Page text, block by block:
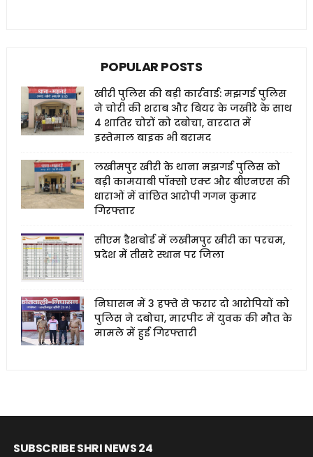
POPULAR POSTS
खीरी पुलिस की बड़ी कार्रवाई: मझगई पुलिस
ने चोरी की शराब और बियर के जखीरे के साथ
4 शातिर चोरों को दबोचा, वारदात में
इस्तेमाल बाइक भी बरामद
लखीमपुर खीरी के थाना मझगई पुलिस को
बड़ी कामयाबी पॉक्सो एक्ट और बीएनएस की
धाराओं में वांछित आरोपी गगन कुमार
गिरफ्तार
सीएम डैशबोर्ड में लखीमपुर खीरी का परचम,
प्रदेश में तीसरे स्थान पर जिला
निघासन में 3 हफ्ते से फरार दो आरोपियों को
पुलिस ने दबोचा, मारपीट में युवक की मौत के
मामले में हुई गिरफ्तारी
SUBSCRIBE SHRI NEWS 24